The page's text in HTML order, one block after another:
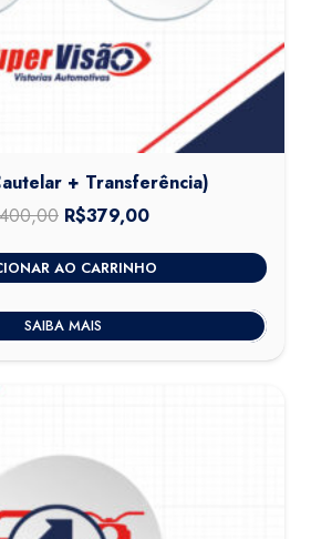
+ Transferência)
400,00 O
preço
original
era:
R$400,00.
R$379,00
preço
atual
é:
R$379,00.
AO CARRINHO
SAIBA MAIS